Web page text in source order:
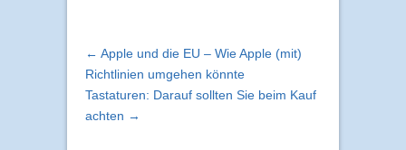
← Apple und die EU – Wie Apple (mit)
Richtlinien umgehen könnte
Tastaturen: Darauf sollten Sie beim Kauf
achten →